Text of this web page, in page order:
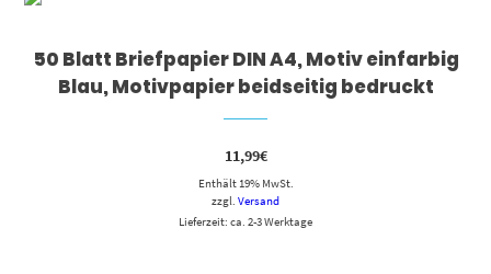
50 Blatt Briefpapier DIN A4, Motiv einfarbig
Blau, Motivpapier beidseitig bedruckt
11,99€
Enthält 19% MwSt.
zzgl. Versand
Lieferzeit: ca. 2-3 Werktage